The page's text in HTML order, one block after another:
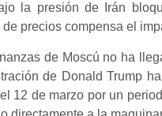
la presión de Irán
precios compensa el
de Moscú no ha
de Donald Trump
12 de marzo por un